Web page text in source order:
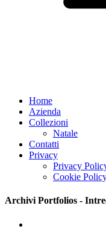
Home
Azienda
Collezioni
Natale
Contatti
Privacy
Privacy
Cookie
Archivi Portfolios -